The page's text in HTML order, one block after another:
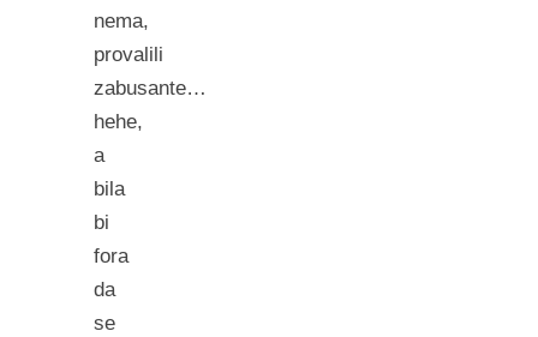
nema,
provalili
zabusante…
hehe,
a
bila
bi
fora
da
se